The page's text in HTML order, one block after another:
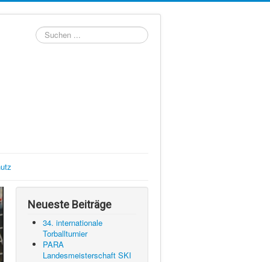
Suchen
...
Neueste Beiträge
34. internationale
Torballturnier
PARA
Landesmeisterschaft SKI